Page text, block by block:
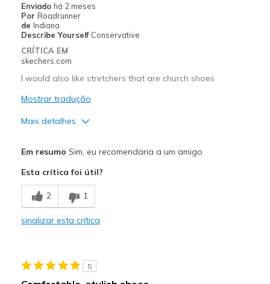
Width
Sizing
Feels true to size
Enviado há 2 meses
Por Roadrunner
de Indiana
Describe Yourself Conservative
CRÍTICA EM
skechers.com
I would also like stretchers that are church shoes
Mostrar tradução
Mais detalhes
Contras
I we like more selections in wide width
Special Occasions
Em resumo Sim, eu recomendaria a um amigo
Esta crítica foi útil?
2 1
sinalizar esta crítica
5